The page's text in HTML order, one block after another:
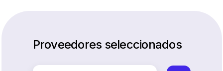
Proveedores seleccionados